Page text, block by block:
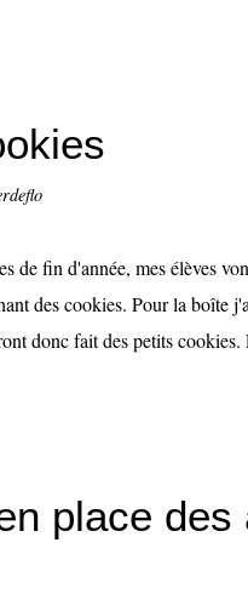
de fin d'année, mes élèves
des cookies. Pour la boîte
donc fait des petits
place des